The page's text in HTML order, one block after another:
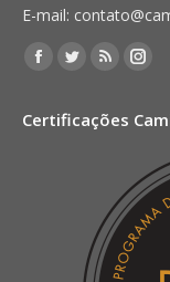
E-mail:
Encontre-nos em:
Facebook
opens
Twitter
opens
window
Rss
opens
new
window
new
Certificações